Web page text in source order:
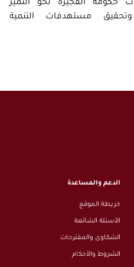
حكومة الفجيرة نحو التميز
مستهدفات التنمية
الدعم والمساعدة
خريطة الموقع
الأسئلة الشائعة
الشكاوى والمقترحات
الشروط والأحكام